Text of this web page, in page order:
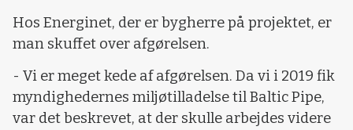
Hos Energinet, der er bygherre på projektet, er
man skuffet over afgørelsen.
- Vi er meget kede af afgørelsen. Da vi i 2019 fik
myndighedernes miljøtilladelse til Baltic Pipe,
var det beskrevet, at der skulle arbejdes videre